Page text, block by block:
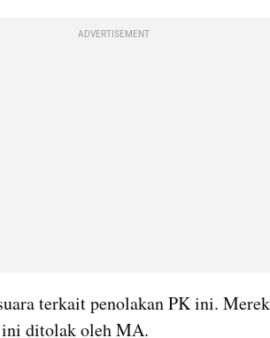
ADVERTISEMENT
terkait penolakan PK ini.
ditolak oleh MA.